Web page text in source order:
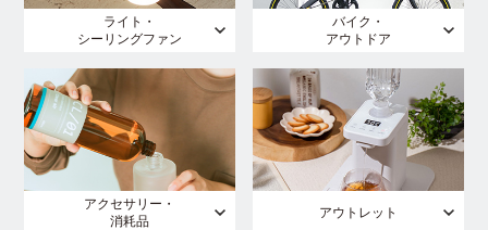
ライト・
シーリングファン
バイク・
アウトドア
アクセサリー・
消耗品
アウトレット